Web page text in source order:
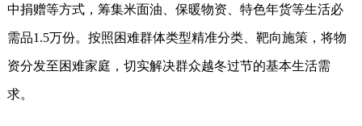
中捐赠等方式，筹集米面油、保暖物资、特色年货等生活必
需品1.5万份。按照困难群体类型精准分类、靶向施策，将物
资分发至困难家庭，切实解决群众越冬过节的基本生活需
求。